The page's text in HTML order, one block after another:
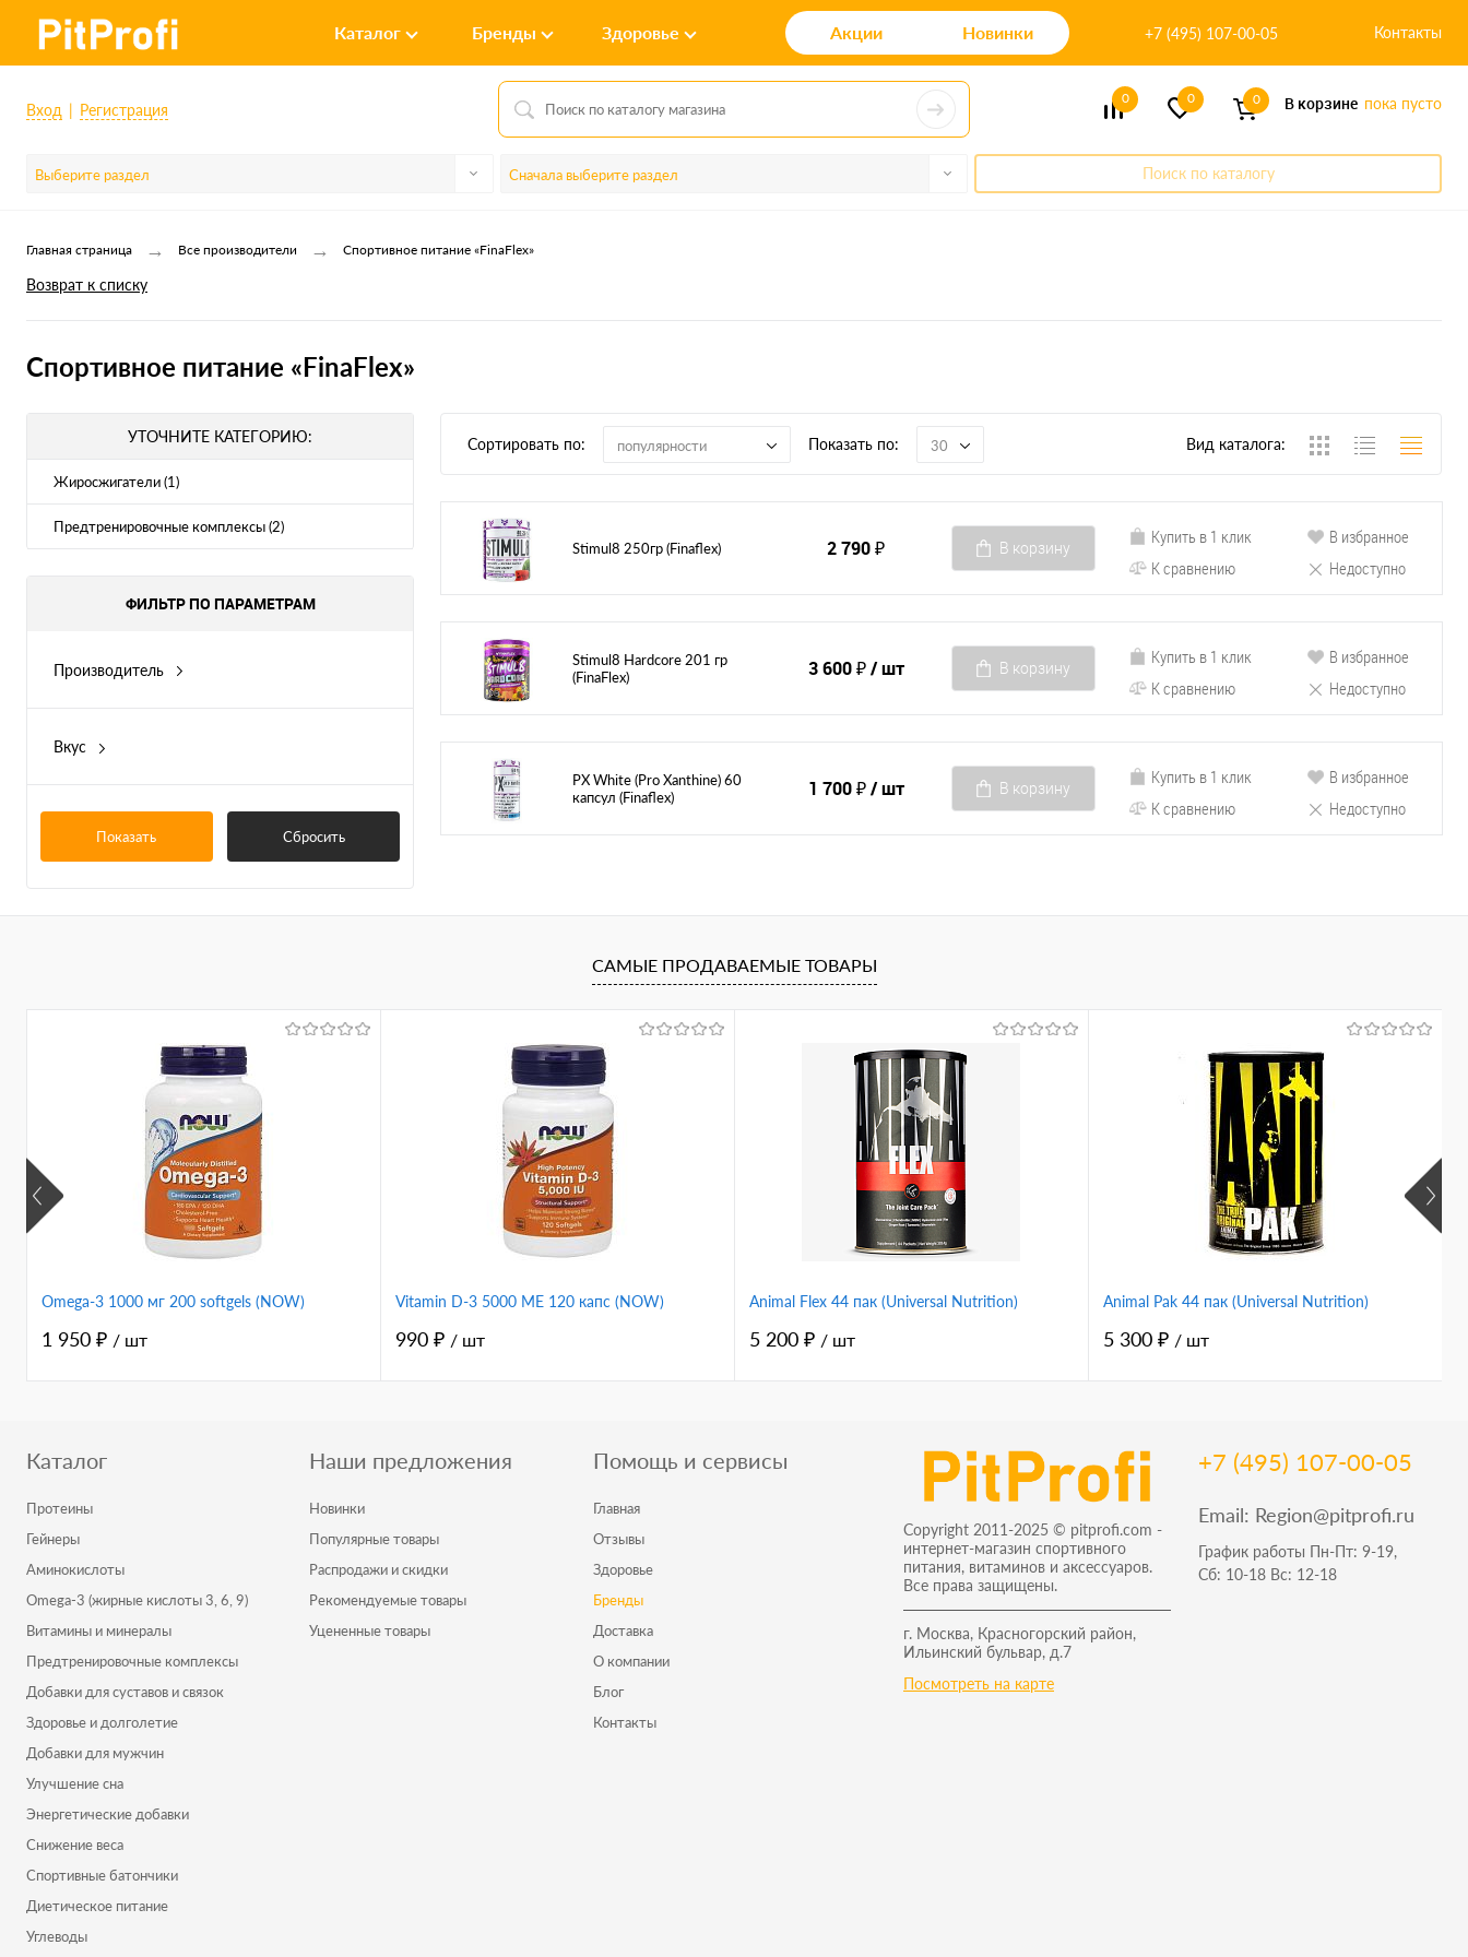
Каталог Бренды Здоровье Акции Новинки +7 (495) 107-00-05 Контакты
Вход Регистрация
0 0 0 В корзине пока пусто
Выберите раздел Сначала выберите раздел Поиск по каталогу
Главная страница → Все производители → Спортивное питание «FinaFlex»
Возврат к списку
Спортивное питание «FinaFlex»
УТОЧНИТЕ КАТЕГОРИЮ:
Жиросжигатели (1)
Предтренировочные комплексы (2)
ФИЛЬТР ПО ПАРАМЕТРАМ
Производитель
Вкус
голубика
фруктовая смесь
виноград
Показать Сбросить
Сортировать по: популярности Показать по: 30 Вид каталога:
Stimul8 250гр (Finaflex) 2 790 ₽ В корзину
Купить в 1 клик
К сравнению
В избранное
Недоступно
Stimul8 Hardcore 201 гр
(FinaFlex)
3 600 ₽/ шт В корзину
Купить в 1 клик
К сравнению
В избранное
Недоступно
PX White (Pro Xanthine) 60
капсул (Finaflex)
1 700 ₽/ шт В корзину
Купить в 1 клик
К сравнению
В избранное
Недоступно
САМЫЕ ПРОДАВАЕМЫЕ ТОВАРЫ
Omega-3 1000 мг 200 softgels (NOW)
1 950 ₽ / шт
Vitamin D-3 5000 ME 120 капс (NOW)
990 ₽ / шт
Animal Flex 44 пак (Universal Nutrition)
5 200 ₽ / шт
Animal Pak 44 пак (Universal Nutrition)
5 300 ₽ / шт
Каталог
Протеины
Гейнеры
Аминокислоты
Omega-3 (жирные кислоты 3, 6, 9)
Витамины и минералы
Предтренировочные комплексы
Добавки для суставов и связок
Здоровье и долголетие
Добавки для мужчин
Улучшение сна
Энергетические добавки
Снижение веса
Спортивные батончики
Диетическое питание
Углеводы
Наши предложения
Новинки
Популярные товары
Распродажи и скидки
Рекомендуемые товары
Уцененные товары
Помощь и сервисы
Главная
Отзывы
Здоровье
Бренды
Доставка
О компании
Блог
Контакты
Copyright 2011-2025 © pitprofi.com -
интернет-магазин спортивного
питания, витаминов и аксессуаров.
Все права защищены.
г. Москва, Красногорский район,
Ильинский бульвар, д.7
Посмотреть на карте
+7 (495) 107-00-05
Email: Region@pitprofi.ru
График работы Пн-Пт: 9-19,
Сб: 10-18 Вс: 12-18